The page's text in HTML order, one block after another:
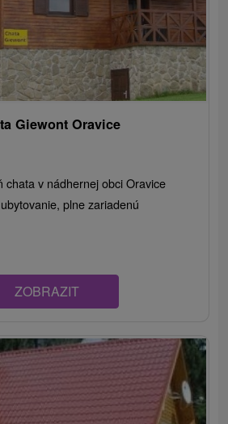
Giewont Oravice
chata v nádhernej obci Oravice
plne zariadenú
ZOBRAZIT